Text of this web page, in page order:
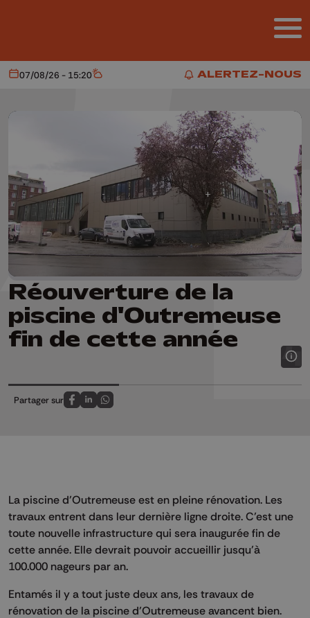
ALERTEZ-NOUS
ALERTEZ-NOUS
Aujourd'hui
07/08/26 - 15:20 Météo
Réouverture de la
piscine d'Outremeuse
fin de cette année
Partager sur
Partagez sur FaceBook
Partagez sur LinkedIn
Partagez sur Whatsapp
La piscine d’Outremeuse est en pleine rénovation. Les
travaux entrent dans leur dernière ligne droite. C’est une
toute nouvelle infrastructure qui sera inaugurée fin de
cette année. Elle devrait pouvoir accueillir jusqu’à
100.000 nageurs par an.
Entamés il y a tout juste deux ans, les travaux de
rénovation de la piscine d’Outremeuse avancent bien.